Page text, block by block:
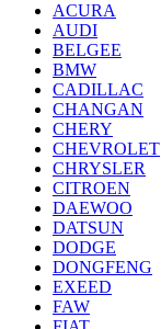
ACURA
AUDI
BELGEE
BMW
CADILLAC
CHANGAN
CHERY
CHEVROLET
CHRYSLER
CITROEN
DAEWOO
DATSUN
DODGE
DONGFENG
EXEED
FAW